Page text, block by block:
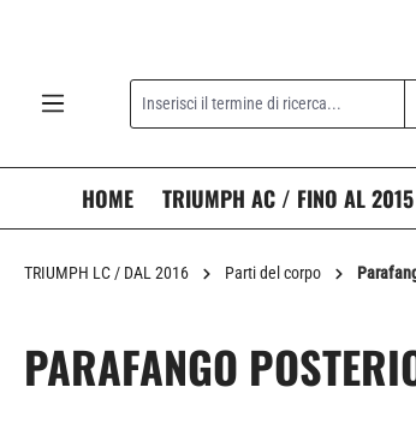
HOME TRIUMPH AC / FINO AL 2015
TRIUMPH LC / DAL 2016 Parti del corpo
PARAFANGO